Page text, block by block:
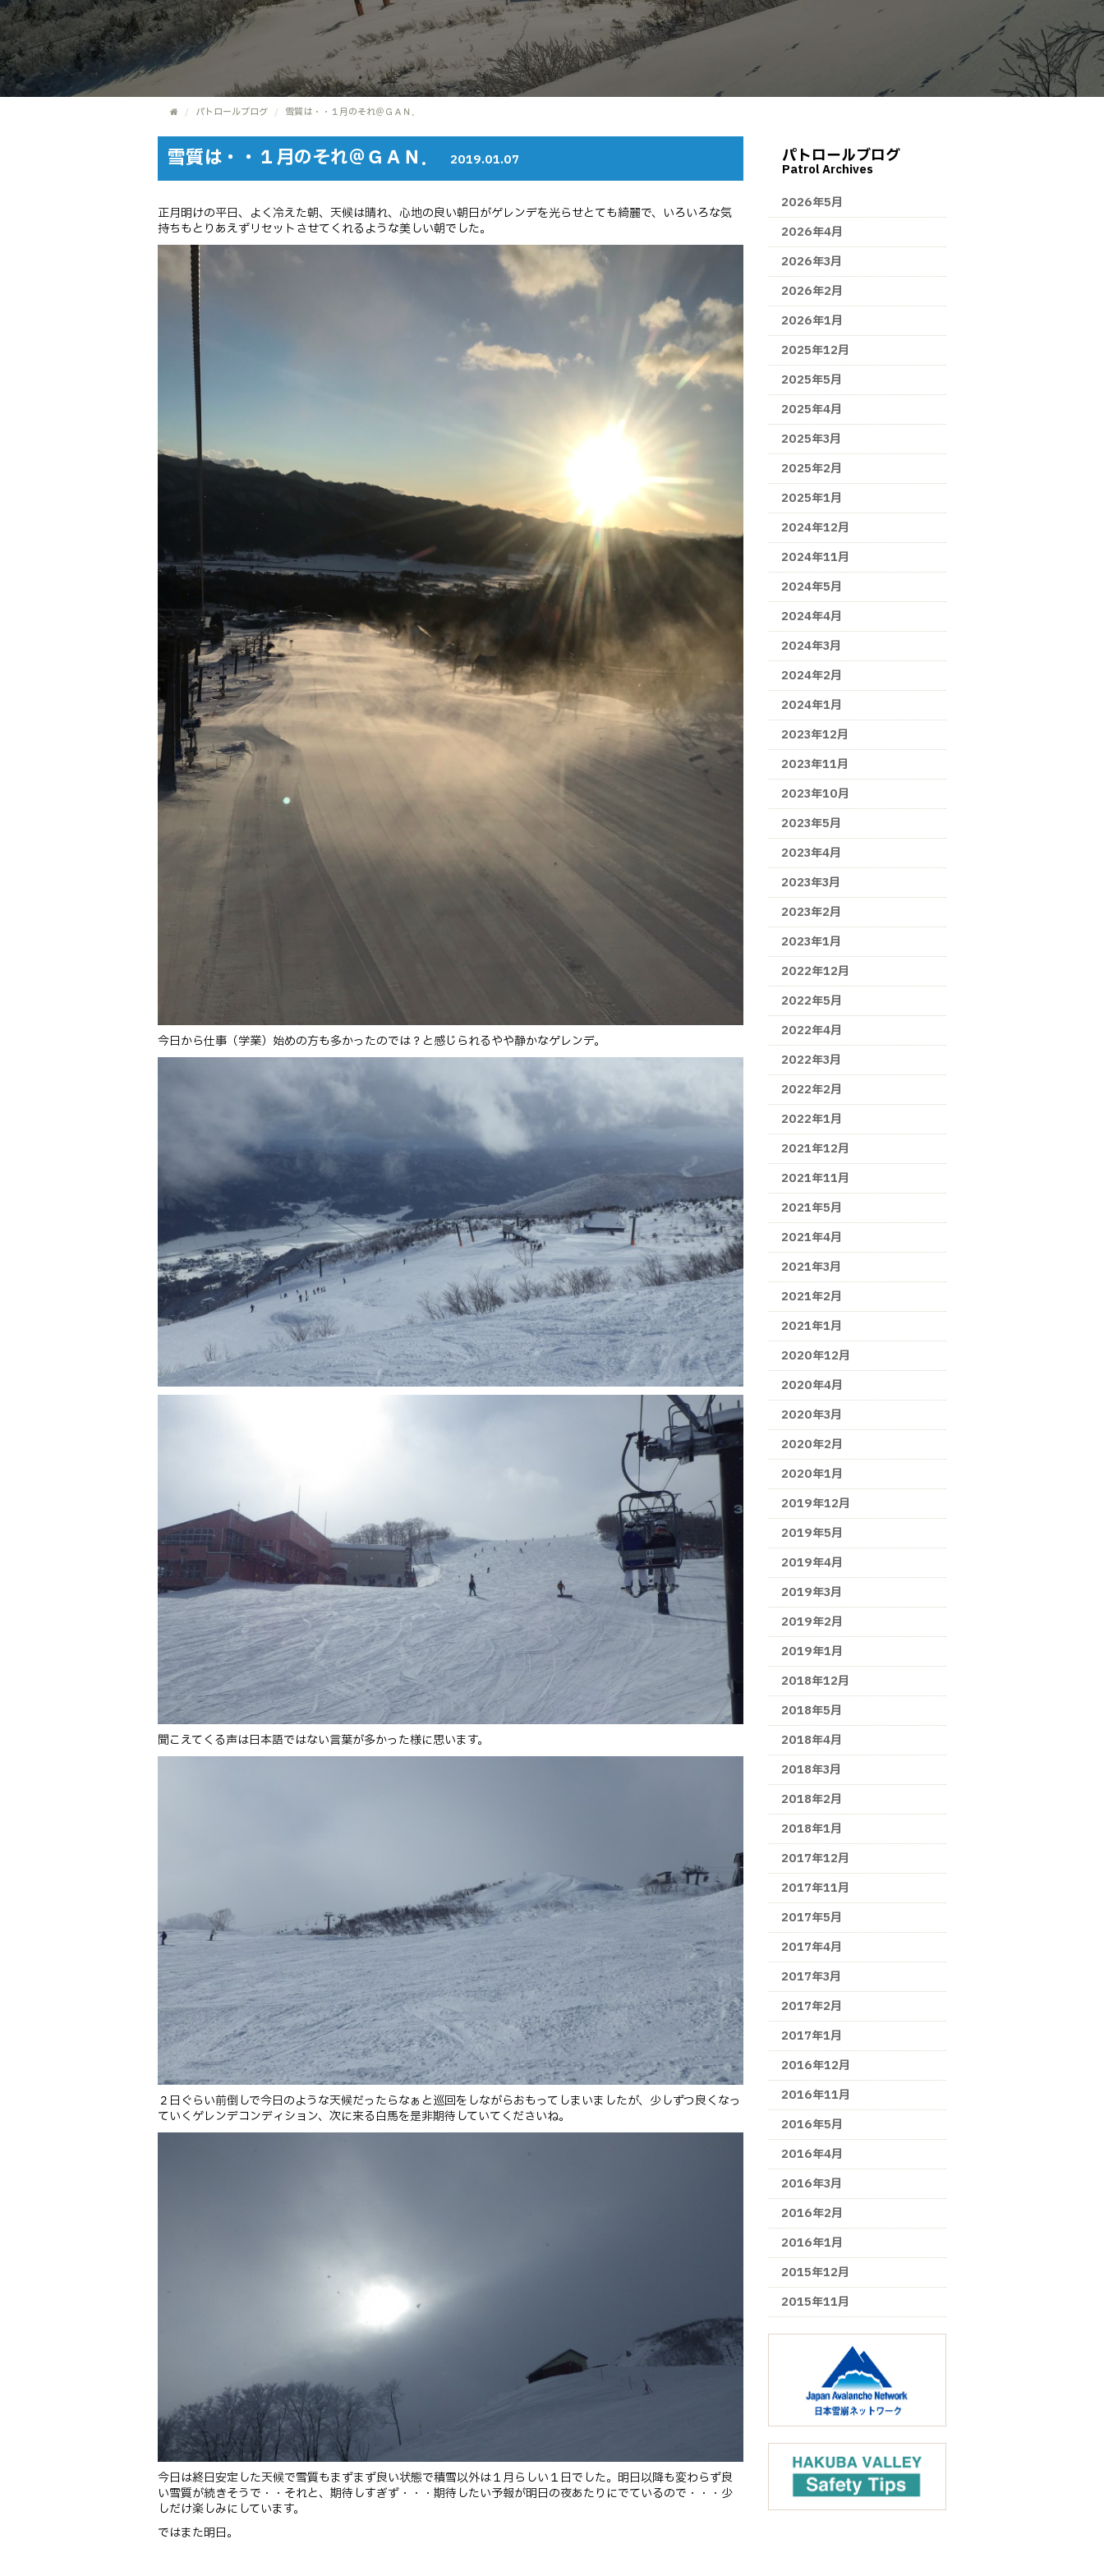
パトロールブログ 雪質は・・１月のそれ＠ＧＡＮ．
雪質は・・１月のそれ＠ＧＡＮ． 2019.01.07
正月明けの平日、よく冷えた朝、天候は晴れ、心地の良い朝日がゲレンデを光らせとても綺麗で、いろいろな気
持ちもとりあえずリセットさせてくれるような美しい朝でした。
今日から仕事（学業）始めの方も多かったのでは？と感じられるやや静かなゲレンデ。
聞こえてくる声は日本語ではない言葉が多かった様に思います。
２日ぐらい前倒しで今日のような天候だったらなぁと巡回をしながらおもってしまいましたが、少しずつ良くなっ
ていくゲレンデコンディション、次に来る白馬を是非期待していてくださいね。
今日は終日安定した天候で雪質もまずまず良い状態で積雪以外は１月らしい１日でした。明日以降も変わらず良
い雪質が続きそうで・・それと、期待しすぎず・・・期待したい予報が明日の夜あたりにでているので・・・少
しだけ楽しみにしています。
ではまた明日。
パトロールブログ
Patrol Archives
2026年5月
2026年4月
2026年3月
2026年2月
2026年1月
2025年12月
2025年5月
2025年4月
2025年3月
2025年2月
2025年1月
2024年12月
2024年11月
2024年5月
2024年4月
2024年3月
2024年2月
2024年1月
2023年12月
2023年11月
2023年10月
2023年5月
2023年4月
2023年3月
2023年2月
2023年1月
2022年12月
2022年5月
2022年4月
2022年3月
2022年2月
2022年1月
2021年12月
2021年11月
2021年5月
2021年4月
2021年3月
2021年2月
2021年1月
2020年12月
2020年4月
2020年3月
2020年2月
2020年1月
2019年12月
2019年5月
2019年4月
2019年3月
2019年2月
2019年1月
2018年12月
2018年5月
2018年4月
2018年3月
2018年2月
2018年1月
2017年12月
2017年11月
2017年5月
2017年4月
2017年3月
2017年2月
2017年1月
2016年12月
2016年11月
2016年5月
2016年4月
2016年3月
2016年2月
2016年1月
2015年12月
2015年11月